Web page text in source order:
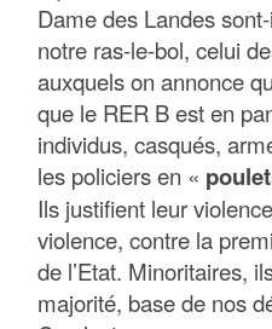
Dame des Landes
notre ras-le-bol, celui
auxquels on annonce
que le RER B est en
individus, casqués,
les policiers en «
Ils justifient leur
violence, contre la
de l’Etat. Minoritaires,
majorité, base de nos